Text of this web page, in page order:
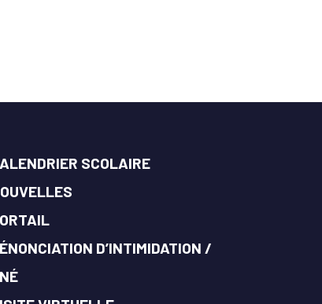
SCOLAIRE
D’INTIMIDATION /